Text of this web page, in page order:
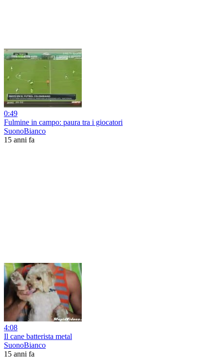
0:49
Fulmine in campo: paura tra i giocatori
SuonoBianco
15 anni fa
4:08
Il cane batterista metal
SuonoBianco
15 anni fa